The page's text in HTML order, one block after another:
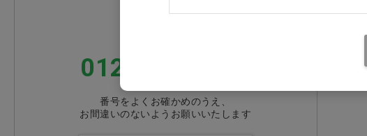
0120-418-167
番号をよくお確かめのうえ、
お間違いのないようお願いいたします